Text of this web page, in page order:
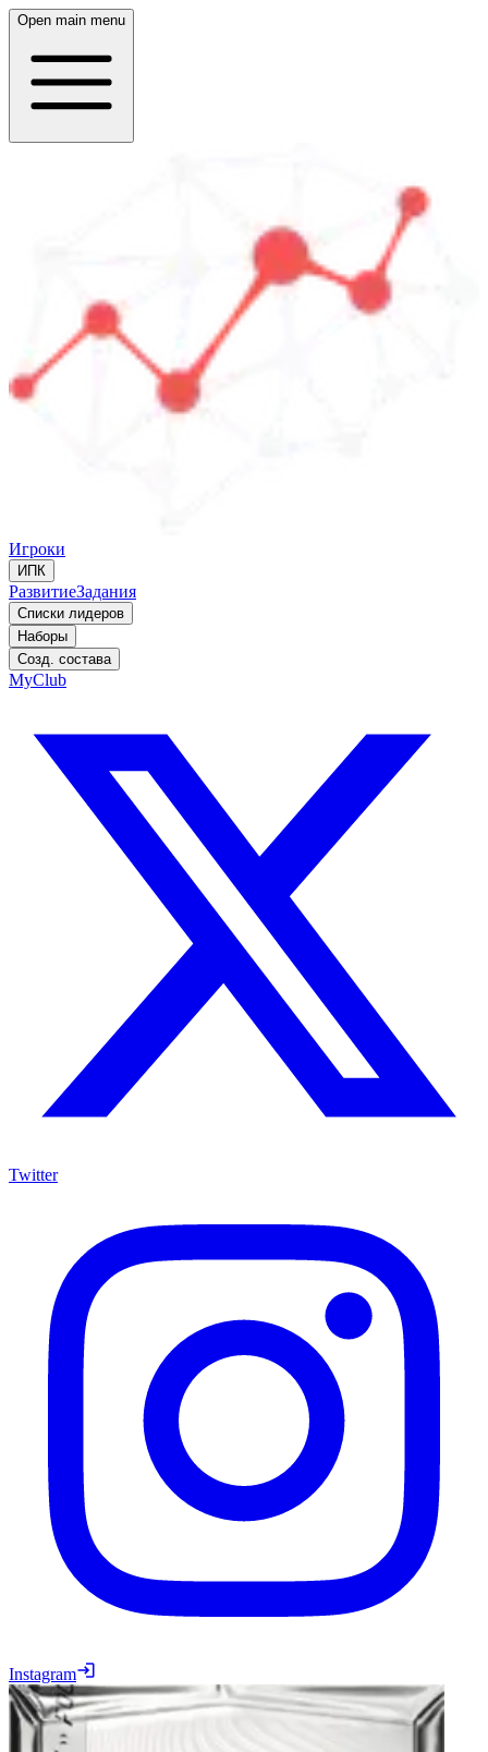
Open main menu
Игроки
ИПК
РазвитиеЗадания
Списки лидеров
Наборы
Созд. состава
MyClub
Twitter
Instagram